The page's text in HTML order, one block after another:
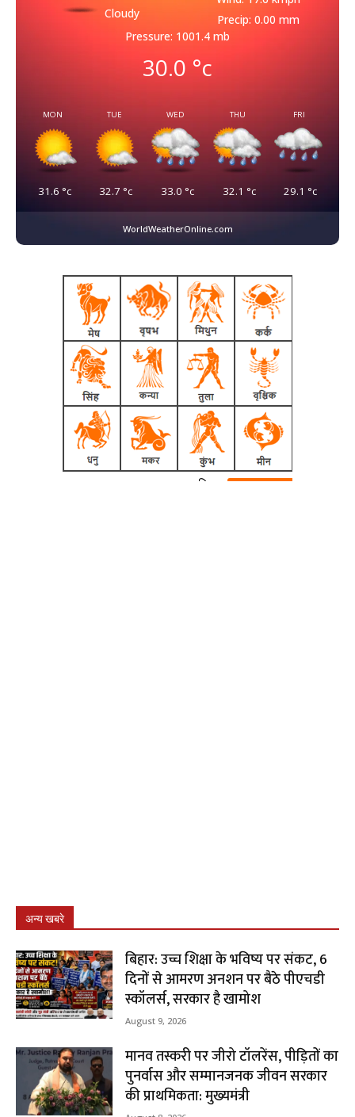
Cloudy
Precip: 0.00 mm
Pressure: 1001.4 mb
30.0 °c
MON
31.6 °c
TUE
32.7 °c
WED
33.0 °c
THU
32.1 °c
FRI
29.1 °c
WorldWeatherOnline.com
अन्य खबरे
बिहार: उच्च शिक्षा के भविष्य पर संकट, 6
दिनों से आमरण अनशन पर बैठे पीएचडी
स्कॉलर्स, सरकार है खामोश
August 9, 2026
मानव तस्करी पर जीरो टॉलरेंस, पीड़ितों का
पुनर्वास और सम्मानजनक जीवन सरकार
की प्राथमिकता: मुख्यमंत्री